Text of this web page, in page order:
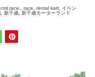
race rental kart
イベン
新千歳 新千歳モーターランド